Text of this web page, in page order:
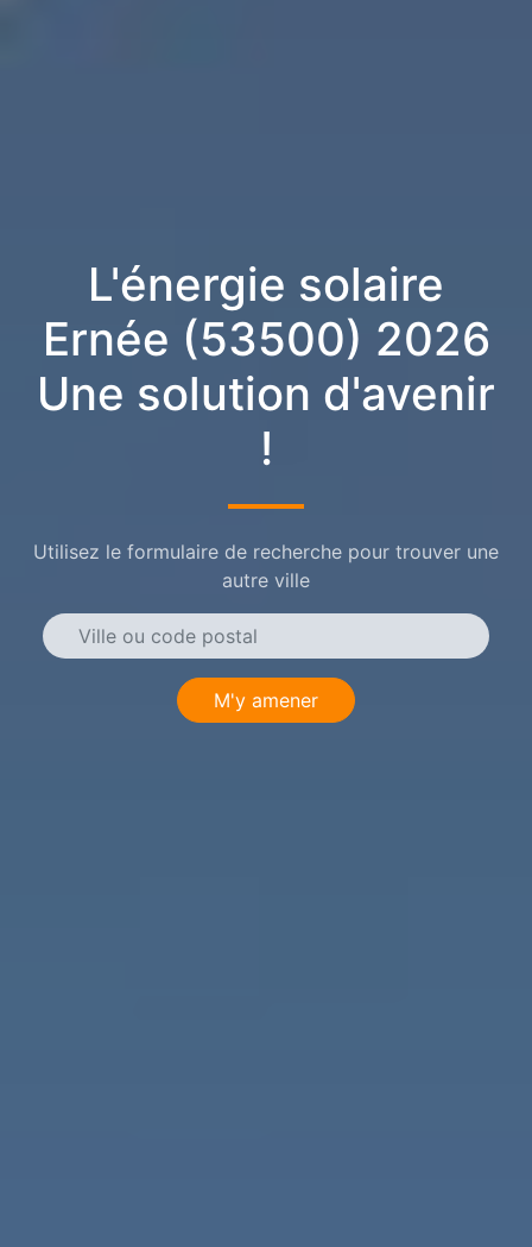
L'énergie solaire
Ernée (53500) 2026
Une solution d'avenir
!
Utilisez le formulaire de recherche pour trouver une
autre ville
M'y amener